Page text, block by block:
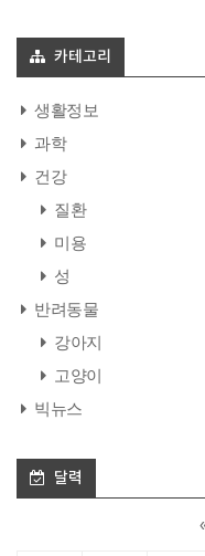
카테고리
생활정보
과학
건강
질환
미용
성
반려동물
강아지
고양이
빅뉴스
달력